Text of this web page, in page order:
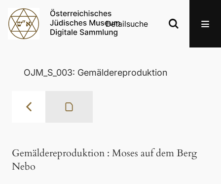
Detailsuche
OJM_S_003: Gemäldereproduktion
Gemäldereproduktion : Moses auf dem Berg
Nebo